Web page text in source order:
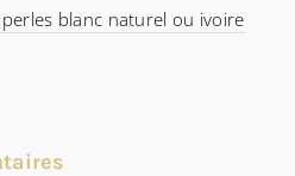
blanc naturel ou ivoire